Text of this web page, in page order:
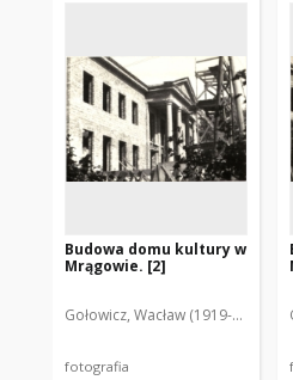
Budowa domu kultury w
Mrągowie. [2]
Gołowicz, Wacław (1919-1983).
fotografia